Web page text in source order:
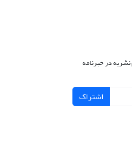
نشریه در خبرنامه
اشتراک